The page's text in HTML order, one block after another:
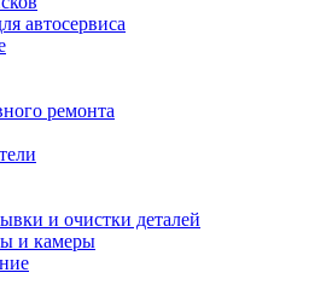
автосервиса
ремонта
и очистки деталей
и камеры